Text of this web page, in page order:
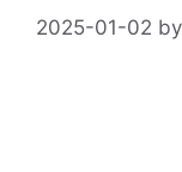
2025-01-02 by